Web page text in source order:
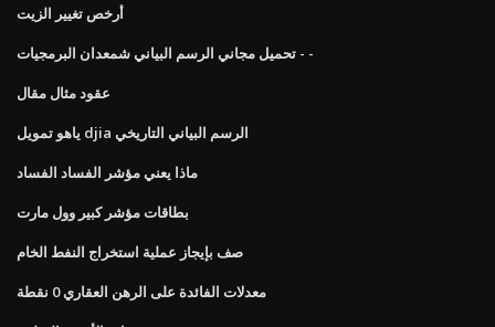
أرخص تغيير الزيت
تحميل مجاني الرسم البياني شمعدان البرمجيات - -
عقود مثال مقال
ياهو تمويل djia الرسم البياني التاريخي
ماذا يعني مؤشر الفساد الفساد
بطاقات مؤشر كبير وول مارت
صف بإيجاز عملية استخراج النفط الخام
معدلات الفائدة على الرهن العقاري 0 نقطة